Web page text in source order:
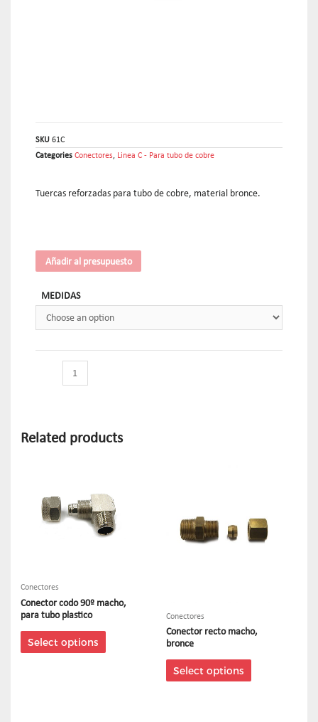
SKU 61C
Categories Conectores, Linea C - Para tubo de cobre
Tuercas reforzadas para tubo de cobre, material bronce.
Añadir al presupuesto
MEDIDAS
Related products
Conectores
Conector codo 90º macho,
para tubo plastico
Select options
Conectores
Conector recto macho,
bronce
Select options